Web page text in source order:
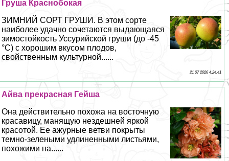
Груша Краснобокая
ЗИМНИЙ СОРТ ГРУШИ. В этом сорте
наиболее удачно сочетаются выдающаяся
зимостойкость Уссурийской груши (до -45
°С) с хорошим вкусом плодов,
свойственным культурной......
21 07 2026 4:24:41
Айва прекрасная Гeйша
Она действительно похожа на восточную
красавицу, манящую нездешней яркой
красотой. Ее ажурные ветви покрыты
темно-зелеными удлиненными листьями,
похожими на......